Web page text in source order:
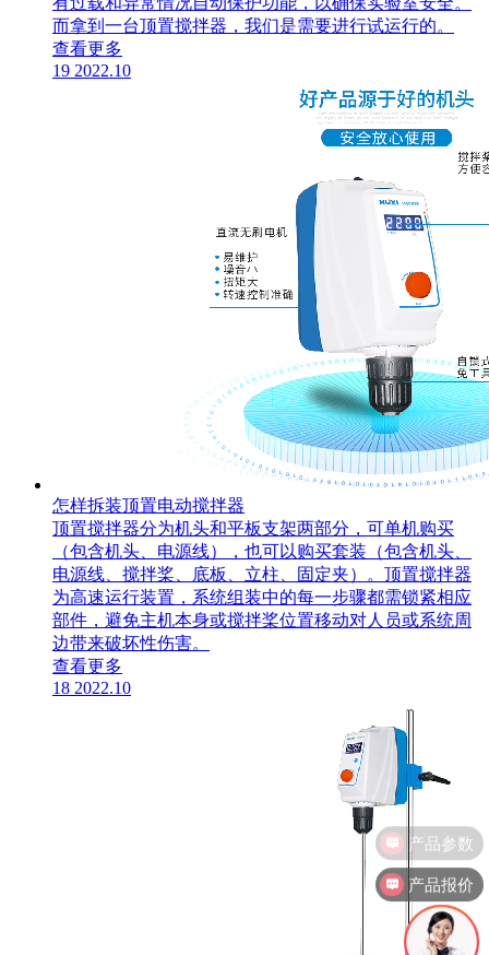
而拿到一台顶置搅拌器，我们是需要进行试运行的。
查看更多
19 2022.10
怎样拆装顶置电动搅拌器
顶置搅拌器分为机头和平板支架两部分，可单机购买
（包含机头、电源线），也可以购买套装（包含机头、
电源线、搅拌桨、底板、立柱、固定夹）。顶置搅拌器
为高速运行装置，系统组装中的每一步骤都需锁紧相应
部件，避免主机本身或搅拌桨位置移动对人员或系统周
边带来破坏性伤害。
查看更多
18 2022.10
产品报价